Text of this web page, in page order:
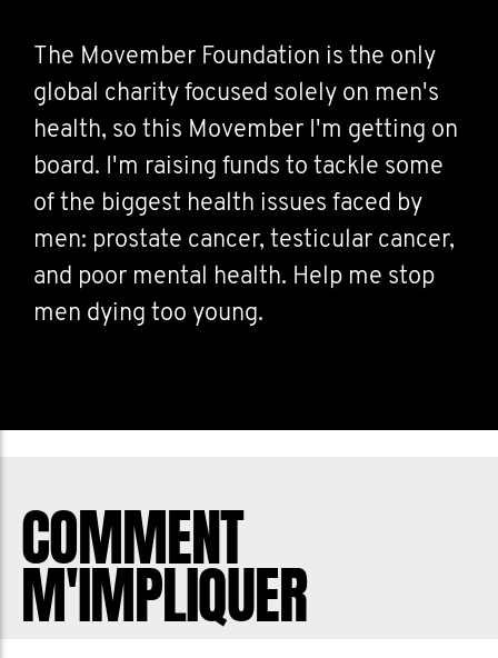
The Movember Foundation is the only
global charity focused solely on men's
health, so this Movember I'm getting on
board. I'm raising funds to tackle some
of the biggest health issues faced by
men: prostate cancer, testicular cancer,
and poor mental health. Help me stop
men dying too young.
COMMENT
M'IMPLIQUER